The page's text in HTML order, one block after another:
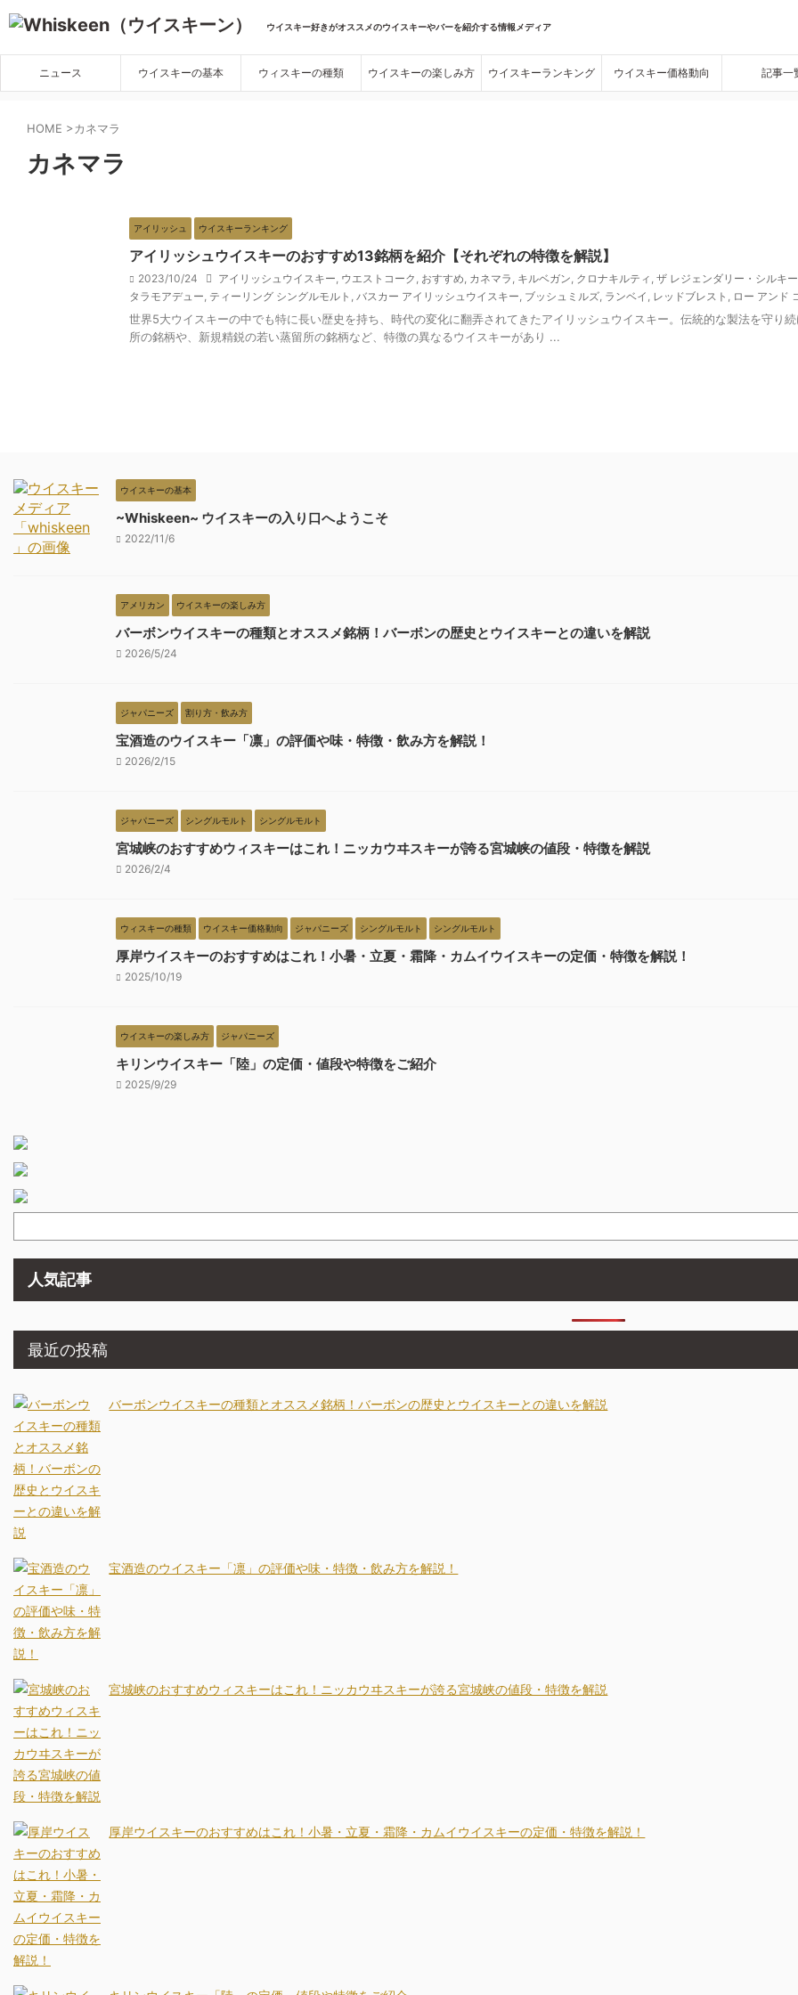
ウイスキー好きがオススメのウイスキーやバーを紹介する情報メディア
ニュース ウイスキーの基本 ウィスキーの種類 ウイスキーの楽しみ方 ウイスキーランキング ウイスキー価格動向 記事一
HOME >カネマラ
カネマラ
アイリッシュ ウイスキーランキング
アイリッシュウイスキーのおすすめ13銘柄を紹介【それぞれの特徴を解説】
2023/10/24 アイリッシュウイスキー, ウエストコーク , おすすめ, カネマラ , キルベガン, クロナキルティ , ザ レジェンダリー・シルキー
タラモアデュー, ティーリング シングルモルト , バスカー アイリッシュウイスキー, ブッシュミルズ, ランベイ , レッドブレスト , ロー アンド
世界5大ウイスキーの中でも特に長い歴史を持ち、時代の変化に翻弄されてきたアイリッシュウイスキー。伝統的な製法を守り
所の銘柄や、新規精鋭の若い蒸留所の銘柄など、特徴の異なるウイスキーがあり ...
ウイスキーの基本
~Whiskeen~ ウイスキーの入り口へようこそ
2022/11/6
アメリカン ウイスキーの楽しみ方
バーボンウイスキーの種類とオススメ銘柄！バーボンの歴史とウイスキーとの違いを解説
2026/5/24
ジャパニーズ 割り方・飲み方
宝酒造のウイスキー「凛」の評価や味・特徴・飲み方を解説！
2026/2/15
ジャパニーズ シングルモルト シングルモルト
宮城峡のおすすめウィスキーはこれ！ニッカウヰスキーが誇る宮城峡の値段・特徴を解説
2026/2/4
ウィスキーの種類 ウイスキー価格動向 ジャパニーズ シングルモルト シングルモルト
厚岸ウイスキーのおすすめはこれ！小暑・立夏・霜降・カムイウイスキーの定価・特徴を解説！
2025/10/19
ウイスキーの楽しみ方 ジャパニーズ
キリンウイスキー「陸」の定価・値段や特徴をご紹介
2025/9/29
人気記事
最近の投稿
バーボンウイスキーの種類とオススメ銘柄！バーボンの歴史とウイスキーとの違いを解説
宝酒造のウイスキー「凛」の評価や味・特徴・飲み方を解説！
宮城峡のおすすめウィスキーはこれ！ニッカウヰスキーが誇る宮城峡の値段・特徴を解説
厚岸ウイスキーのおすすめはこれ！小暑・立夏・霜降・カムイウイスキーの定価・特徴を解説！